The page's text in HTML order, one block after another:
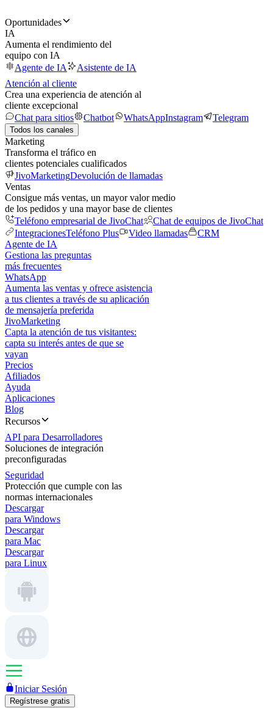
Oportunidades
IA
Aumenta el rendimiento del
equipo con IA
Agente de IA
Asistente de IA
Atención al cliente
Crea una experiencia de atención al
cliente excepcional
Chat para sitios
Chatbot WhatsAppInstagram Telegram
Todos los canales
Marketing
Transforma el tráfico en
clientes potenciales cualificados
JivoMarketingDevolución de llamadas
Ventas
Consigue más ventas, un mayor valor medio
de los pedidos y una mayor base de clientes
Teléfono empresarial de JivoChat
Chat de equipos de JivoChat
IntegracionesTeléfono Plus Video llamadas
CRM
Agente de IA
Gestiona las preguntas
más frecuentes
WhatsApp
Aumenta las ventas y ofrece asistencia
a tus clientes a través de su aplicación
de mensajería preferida
JivoMarketing
Capta la atención de tus visitantes:
capta su interés antes de que se
vayan
Precios
Afiliados
Ayuda
Aplicaciones
Blog
Recursos
API para Desarrolladores
Soluciones de integración
preconfiguradas
Seguridad
Protección que cumple con las
normas internacionales
Descargar
para Windows
Descargar
para Mac
Descargar
para Linux
Iniciar Sesión
Regístrese gratis